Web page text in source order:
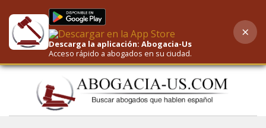
AI-Powered Search
Descarga la aplicación: Abogacia-Us
Acceso rápido a abogados en su ciudad.
×